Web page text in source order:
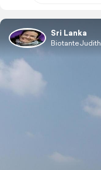
Sri Lanka
BiotanteJudith